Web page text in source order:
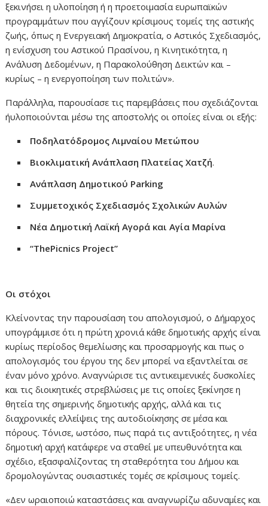
ξεκινήσει η υλοποίηση ή η προετοιμασία ευρωπαϊκών
προγραμμάτων που αγγίζουν κρίσιμους τομείς της αστικής
ζωής, όπως η Ενεργειακή Δημοκρατία, ο Αστικός Σχεδιασμός,
η ενίσχυση του Αστικού Πρασίνου, η Κινητικότητα, η
Ανάλυση Δεδομένων, η Παρακολούθηση Δεικτών και –
κυρίως – η ενεργοποίηση των πολιτών».
Παράλληλα, παρουσίασε τις παρεμβάσεις που σχεδιάζονται
ήυλοποιούνται μέσω της αποστολής οι οποίες είναι οι εξής:
Ποδηλατόδρομος Λιμναίου Μετώπου
Βιοκλιματική Ανάπλαση Πλατείας Χατζή.
Ανάπλαση Δημοτικού Parking
Συμμετοχικός Σχεδιασμός Σχολικών Αυλών
Νέα Δημοτική Λαϊκή Αγορά και Αγία Μαρίνα
“ThePicnics Project”
Οι στόχοι
Κλείνοντας την παρουσίαση του απολογισμού, ο Δήμαρχος
υπογράμμισε ότι η πρώτη χρονιά κάθε δημοτικής αρχής είναι
κυρίως περίοδος θεμελίωσης και προσαρμογής και πως ο
απολογισμός του έργου της δεν μπορεί να εξαντλείται σε
έναν μόνο χρόνο. Αναγνώρισε τις αντικειμενικές δυσκολίες
και τις διοικητικές στρεβλώσεις με τις οποίες ξεκίνησε η
θητεία της σημερινής δημοτικής αρχής, αλλά και τις
διαχρονικές ελλείψεις της αυτοδιοίκησης σε μέσα και
πόρους. Τόνισε, ωστόσο, πως παρά τις αντιξοότητες, η νέα
δημοτική αρχή κατάφερε να σταθεί με υπευθυνότητα και
σχέδιο, εξασφαλίζοντας τη σταθερότητα του Δήμου και
δρομολογώντας ουσιαστικές τομές σε κρίσιμους τομείς.
«Δεν ωραιοποιώ καταστάσεις και αναγνωρίζω αδυναμίες και